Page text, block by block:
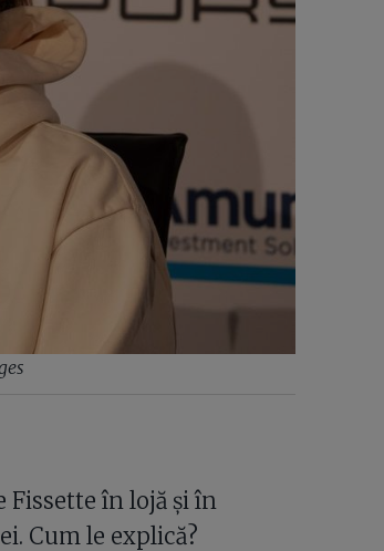
Fissette în lojă și în
Cum le explică?